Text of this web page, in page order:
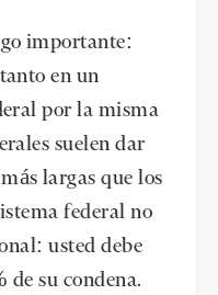
importante:
en un
por la misma
suelen dar
largas que los
federal no
usted debe
de su condena.